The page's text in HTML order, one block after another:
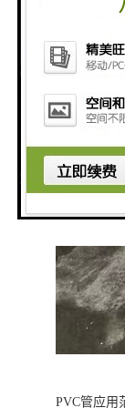
PVC管应用